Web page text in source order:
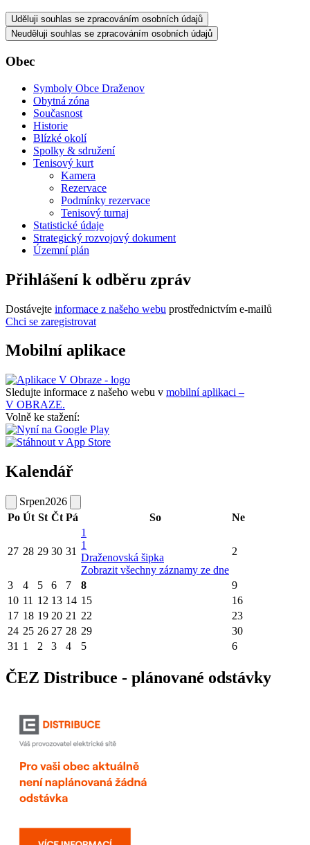
Uděluji souhlas se zpracováním osobních údajů
Neuděluji souhlas se zpracováním osobních údajů
Obec
Symboly Obce Draženov
Obytná zóna
Současnost
Historie
Blízké okolí
Spolky & sdružení
Tenisový kurt
Kamera
Rezervace
Podmínky rezervace
Tenisový turnaj
Statistické údaje
Strategický rozvojový dokument
Územní plán
Přihlášení k odběru zpráv
Dostávejte informace z našeho webu prostřednictvím e-mailů
Chci se zaregistrovat
Mobilní aplikace
Sledujte informace z našeho webu v mobilní aplikaci –
V OBRAZE.
Volně ke stažení:
Kalendář
Srpen2026
Po Út St Čt Pá So Ne
27 28 29 30 31
1
1
Draženovská šipka
Zobrazit všechny záznamy ze dne
2
3 4 5 6 7 8
9
10 11 12 13 14 15
16
17 18 19 20 21 22
23
24 25 26 27 28 29
30
31 1 2 3 4 5 6
ČEZ Distribuce - plánované odstávky